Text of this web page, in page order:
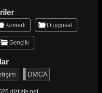
Komedi Duygusal
Gençlik
DMCA
diziizle.net